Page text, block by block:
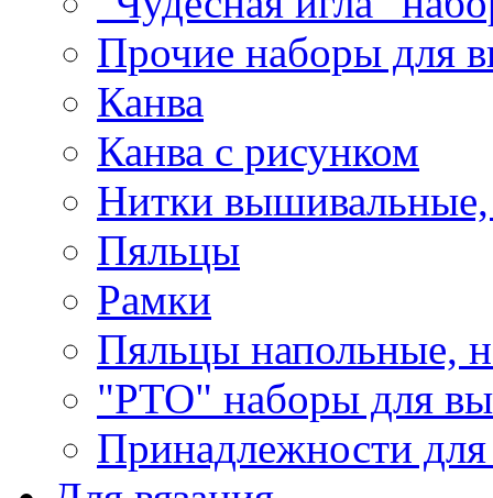
Прочие наборы для
Канва
Канва с рисунком
Нитки
Пяльцы
Рамки
Пяльцы напольные,
"РТО" наборы для
Принадлежности